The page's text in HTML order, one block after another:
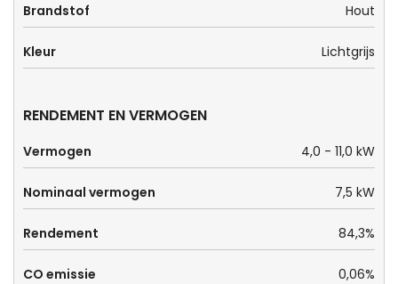
Brandstof Hout
Kleur Lichtgrijs
RENDEMENT EN VERMOGEN
Vermogen 4,0 - 11,0 kW
Nominaal vermogen 7,5 kW
Rendement 84,3%
CO emissie 0,06%